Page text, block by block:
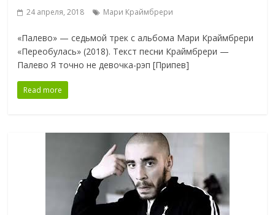
24 апреля, 2018 Мари Краймбрери
«Палево» — седьмой трек с альбома Мари Краймбрери
«Переобулась» (2018). Текст песни Краймбрери —
Палево Я точно не девочка-рэп [Припев]
Read more